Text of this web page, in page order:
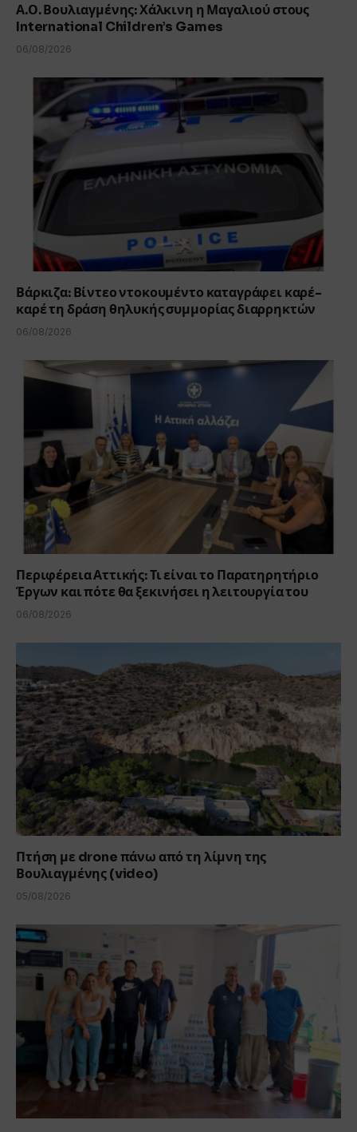
Α.Ο. Βουλιαγμένης: Χάλκινη η Μαγαλιού στους
International Children’s Games
06/08/2026
Βάρκιζα: Βίντεο ντοκουμέντο καταγράφει καρέ-
καρέ τη δράση θηλυκής συμμορίας διαρρηκτών
06/08/2026
Περιφέρεια Αττικής: Τι είναι το Παρατηρητήριο
Έργων και πότε θα ξεκινήσει η λειτουργία του
06/08/2026
Πτήση με drone πάνω από τη λίμνη της
Βουλιαγμένης (video)
05/08/2026